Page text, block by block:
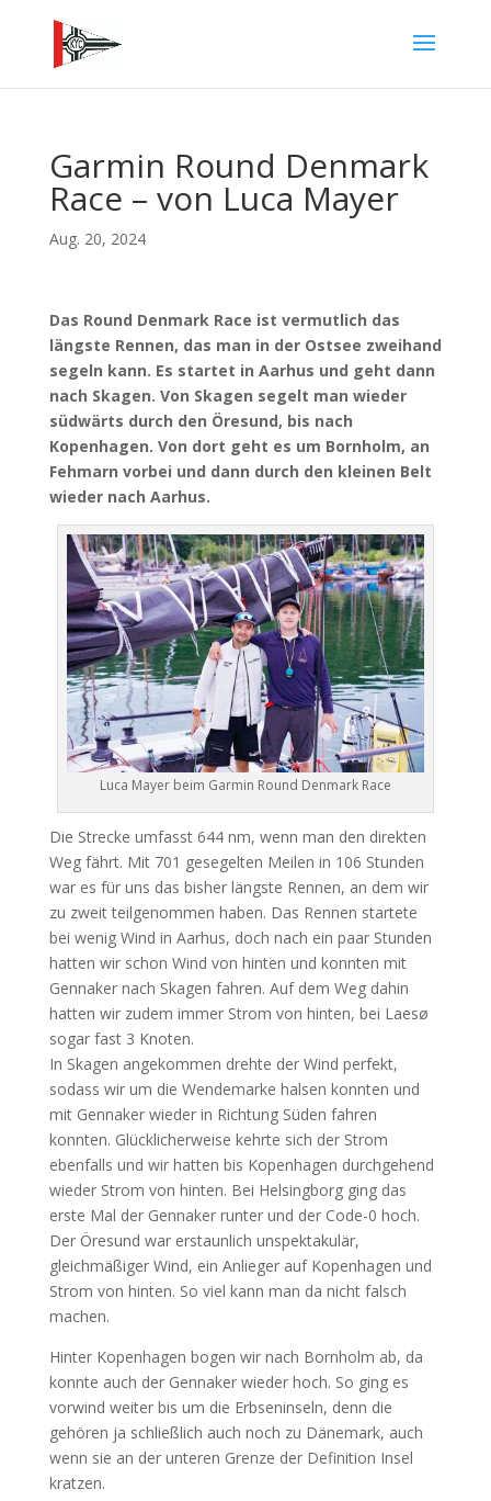
Garmin Round Denmark
Race – von Luca Mayer
Aug. 20, 2024
Das Round Denmark Race ist vermutlich das
längste Rennen, das man in der Ostsee zweihand
segeln kann. Es startet in Aarhus und geht dann
nach Skagen. Von Skagen segelt man wieder
südwärts durch den Öresund, bis nach
Kopenhagen. Von dort geht es um Bornholm, an
Fehmarn vorbei und dann durch den kleinen Belt
wieder nach Aarhus.
Luca Mayer beim Garmin Round Denmark Race
Die Strecke umfasst 644 nm, wenn man den direkten
Weg fährt. Mit 701 gesegelten Meilen in 106 Stunden
war es für uns das bisher längste Rennen, an dem wir
zu zweit teilgenommen haben. Das Rennen startete
bei wenig Wind in Aarhus, doch nach ein paar Stunden
hatten wir schon Wind von hinten und konnten mit
Gennaker nach Skagen fahren. Auf dem Weg dahin
hatten wir zudem immer Strom von hinten, bei Laesø
sogar fast 3 Knoten.
In Skagen angekommen drehte der Wind perfekt,
sodass wir um die Wendemarke halsen konnten und
mit Gennaker wieder in Richtung Süden fahren
konnten. Glücklicherweise kehrte sich der Strom
ebenfalls und wir hatten bis Kopenhagen durchgehend
wieder Strom von hinten. Bei Helsingborg ging das
erste Mal der Gennaker runter und der Code-0 hoch.
Der Öresund war erstaunlich unspektakulär,
gleichmäßiger Wind, ein Anlieger auf Kopenhagen und
Strom von hinten. So viel kann man da nicht falsch
machen.
Hinter Kopenhagen bogen wir nach Bornholm ab, da
konnte auch der Gennaker wieder hoch. So ging es
vorwind weiter bis um die Erbseninseln, denn die
gehören ja schließlich auch noch zu Dänemark, auch
wenn sie an der unteren Grenze der Definition Insel
kratzen.